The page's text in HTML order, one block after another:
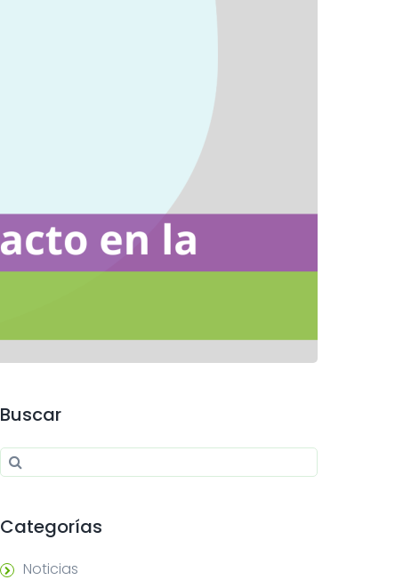
Buscar
Search for:
Categorías
Noticias